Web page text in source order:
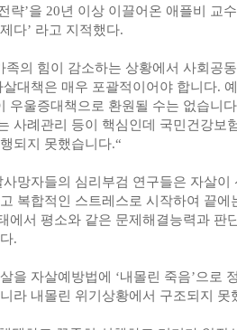
략’을 20년 이상 이끌어온 애플비 교
다’ 라고 지적했다.
족의 힘이 감소하는 상황에서 사회공
대책은 매우 포괄적이어야 합니다.
우울증대책으로 환원될 수는 없습니
사례관리 등이 핵심인데 국민건강보
되지 못했습니다.“
망자들의 심리부검 연구들은 자살
복합적인 스트레스로 시작하여 끝
에서 평소와 같은 문제해결능력과 판
.
을 자살예방법에 ‘내몰린 죽음’으로
라 내몰린 위기상황에서 구조되지 못